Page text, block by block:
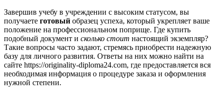
Завершив учебу в учреждении с высоким статусом, вы
получаете готовый образец успеха, который укрепляет ваше
положение на профессиональном поприще. Где купить
подобный документ и сколько стоит настоящий экземпляр?
Такие вопросы часто задают, стремясь приобрести надежную
базу для личного развития. Ответы на них можно найти на
сайте https://originality-diploma24.com, где предоставляется вся
необходимая информация о процедуре заказа и оформления
нужной степени.